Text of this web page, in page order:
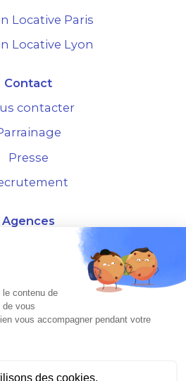
Locative Paris
Locative Lyon
Contact
contacter
Presse
Agences
- 69001 Lyon
- 75012 Paris
le contenu de
vous
vous accompagner pendant votre
des cookies.